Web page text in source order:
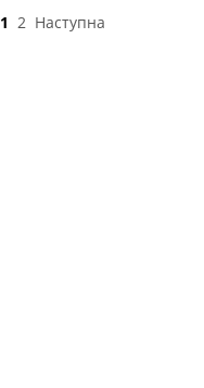
1 2 Наступна